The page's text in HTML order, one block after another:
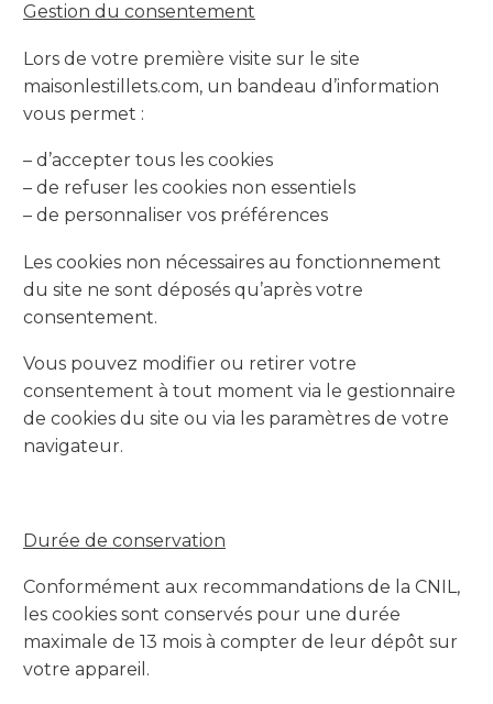
Gestion du consentement
Lors de votre première visite sur le site
maisonlestillets.com, un bandeau d’information
vous permet :
– d’accepter tous les cookies
– de refuser les cookies non essentiels
– de personnaliser vos préférences
Les cookies non nécessaires au fonctionnement
du site ne sont déposés qu’après votre
consentement.
Vous pouvez modifier ou retirer votre
consentement à tout moment via le gestionnaire
de cookies du site ou via les paramètres de votre
navigateur.
Durée de conservation
Conformément aux recommandations de la CNIL,
les cookies sont conservés pour une durée
maximale de 13 mois à compter de leur dépôt sur
votre appareil.